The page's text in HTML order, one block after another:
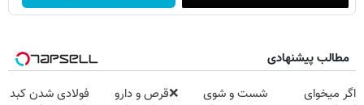
مطالب پیشنهادی
اگر میخوای
شست و شوی
❌قرص‌ و دارو
فولادی شدن کبد